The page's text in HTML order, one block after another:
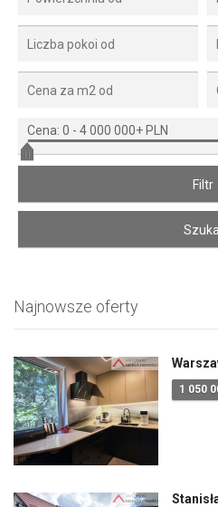
Cena: 0 - 4 000 000+ PLN
Najnowsze oferty
1 050